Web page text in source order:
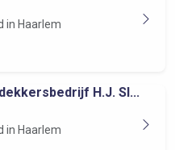
in Haarlem
H.J. Sl...
in Haarlem